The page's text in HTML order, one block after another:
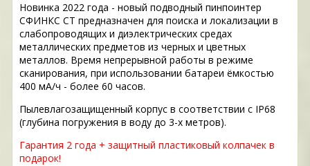
Новинка 2022 года - новый подводный пинпоинтер
СФИНКС СТ предназначен для поиска и локализации в
слабопроводящих и диэлектрических средах
металлических предметов из черных и цветных
металлов. Время непрерывной работы в режиме
сканирования, при использовании батареи ёмкостью
400 мА/ч - более 60 часов.
Пылевлагозащищенный корпус в соответствии с IP68
(глубина погружения в воду до 3-х метров).
Гарантия 2 года + защитный пластиковый колпачек в
подарок!